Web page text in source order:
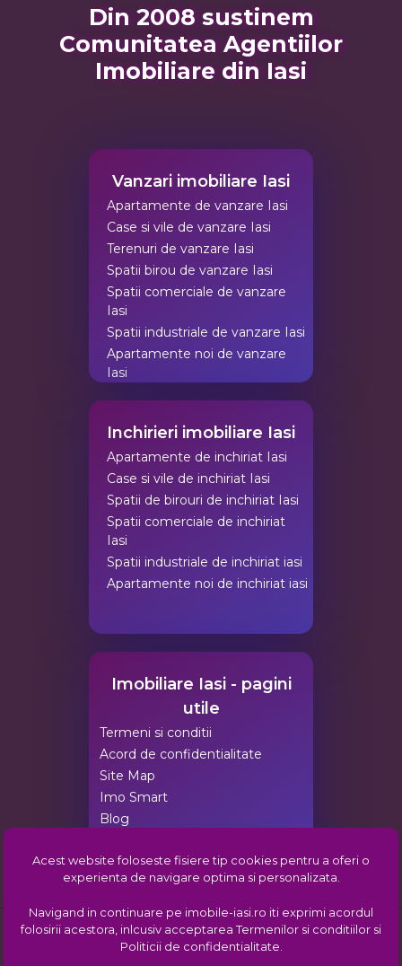
Din 2008 sustinem
Comunitatea Agentiilor
Imobiliare din Iasi
Vanzari imobiliare Iasi
Apartamente de vanzare Iasi
Case si vile de vanzare Iasi
Terenuri de vanzare Iasi
Spatii birou de vanzare Iasi
Spatii comerciale de vanzare
Iasi
Spatii industriale de vanzare Iasi
Apartamente noi de vanzare
Iasi
Inchirieri imobiliare Iasi
Apartamente de inchiriat Iasi
Case si vile de inchiriat Iasi
Spatii de birouri de inchiriat Iasi
Spatii comerciale de inchiriat
Iasi
Spatii industriale de inchiriat iasi
Apartamente noi de inchiriat iasi
Imobiliare Iasi - pagini
utile
Termeni si conditii
Acord de confidentialitate
Site Map
Imo Smart
Blog
Pachete de promovare
Comunitatea imobiliara din Iasi
Copyright © 2008-2026:imobiliareiasi.ro,Imobiliare Iasi
Acest website foloseste fisiere tip cookies pentru a oferi o
experienta de navigare optima si personalizata.
Navigand in continuare pe imobile-iasi.ro iti exprimi acordul
folosirii acestora, inlcusiv acceptareaTermenilor si conditiilor si
Politicii de confidentialitate